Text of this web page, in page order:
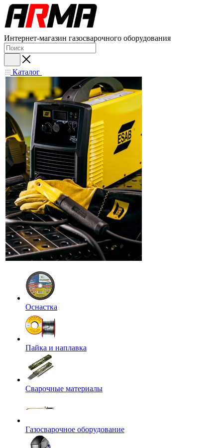
Интернет-магазин газосварочного оборудования
Каталог
Оснастка
Пайка и наплавка
Сварочные материалы
Газосварочное оборудование